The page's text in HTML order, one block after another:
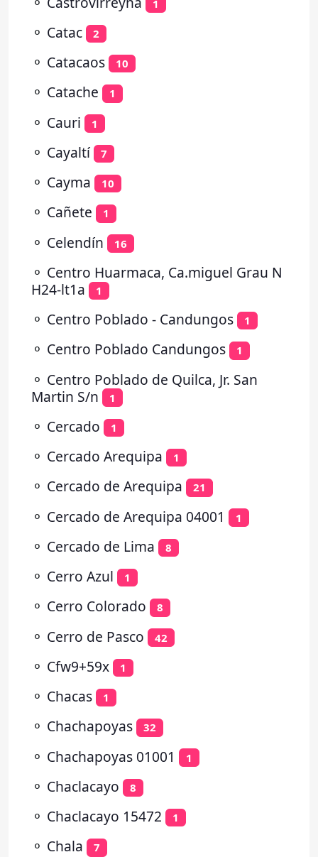
1
⚬ Catac 2
⚬ Catacaos 10
⚬ Catache 1
⚬ Cauri 1
⚬ Cayaltí 7
⚬ Cayma 10
⚬ Cañete 1
⚬ Celendín 16
⚬ Centro Huarmaca, Ca.miguel Grau N
H24-lt1a
1
⚬ Centro Poblado - Candungos 1
⚬ Centro Poblado Candungos 1
⚬ Centro Poblado de Quilca, Jr. San
Martin S/n
1
⚬ Cercado 1
⚬ Cercado Arequipa 1
⚬ Cercado de Arequipa 21
⚬ Cercado de Arequipa 04001 1
⚬ Cercado de Lima 8
⚬ Cerro Azul 1
⚬ Cerro Colorado 8
⚬ Cerro de Pasco 42
⚬ Cfw9+59x 1
⚬ Chacas 1
⚬ Chachapoyas 32
⚬ Chachapoyas 01001 1
⚬ Chaclacayo 8
⚬ Chaclacayo 15472 1
⚬ Chala 7